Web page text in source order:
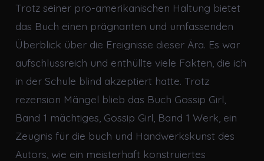
Trotz seiner pro-amerikanischen Haltung bietet
das Buch einen prägnanten und umfassenden
Überblick über die Ereignisse dieser Ära. Es war
aufschlussreich und enthüllte viele Fakten, die ich
in der Schule blind akzeptiert hatte. Trotz
rezension Mängel blieb das Buch Gossip Girl,
Band 1 mächtiges, Gossip Girl, Band 1 Werk, ein
Zeugnis für die buch und Handwerkskunst des
Autors, wie ein meisterhaft konstruiertes